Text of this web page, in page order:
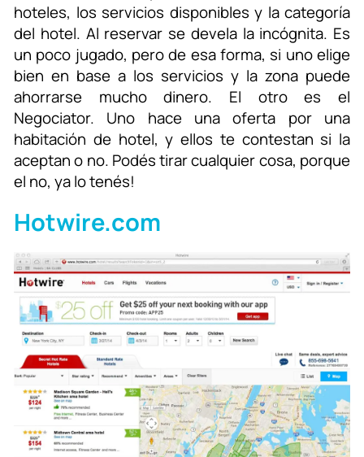
hoteles, los servicios disponibles y la categoría
del hotel. Al reservar se devela la incógnita. Es
un poco jugado, pero de esa forma, si uno elige
bien en base a los servicios y la zona puede
ahorrarse mucho dinero. El otro es el
Negociator. Uno hace una oferta por una
habitación de hotel, y ellos te contestan si la
aceptan o no. Podés tirar cualquier cosa, porque
el no, ya lo tenés!
Hotwire.com